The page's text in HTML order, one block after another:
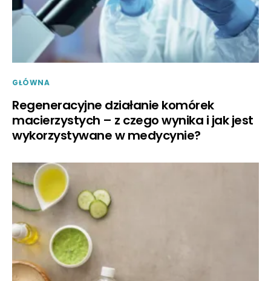
GŁÓWNA
Regeneracyjne działanie komórek
macierzystych – z czego wynika i jak jest
wykorzystywane w medycynie?